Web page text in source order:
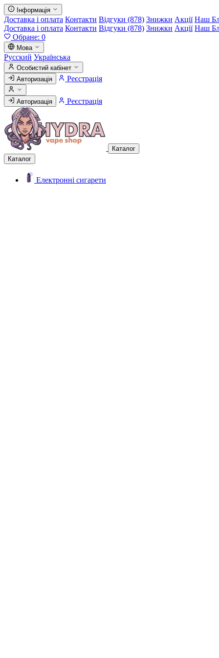
Інформація
Доставка і оплата Контакти Відгуки (878) Знижки Акції Наш
Доставка і оплата Контакти Відгуки (878) Знижки Акції Наш
Обране: 0
Мова
Русский Українська
Особистий кабінет
Авторизація
Реєстрація
Авторизація Реєстрація
Каталог
Каталог
Електронні сигарети